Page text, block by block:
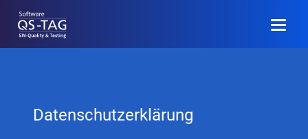
Datenschutzerklärung